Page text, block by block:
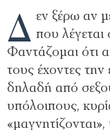
Δ εν ξέρω αν
που λέγεται
Φαντάζομαι ότι
τους έχοντες την
δηλαδή από
υπόλοιπους,